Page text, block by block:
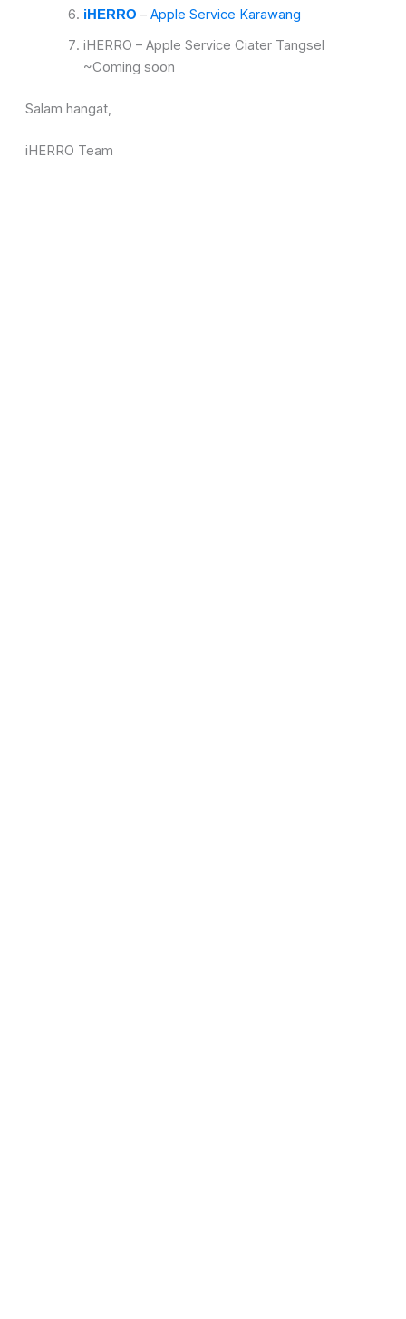
iHERRO – Apple Service Karawang
iHERRO – Apple Service Ciater Tangsel
~Coming soon
Salam hangat,
iHERRO Team